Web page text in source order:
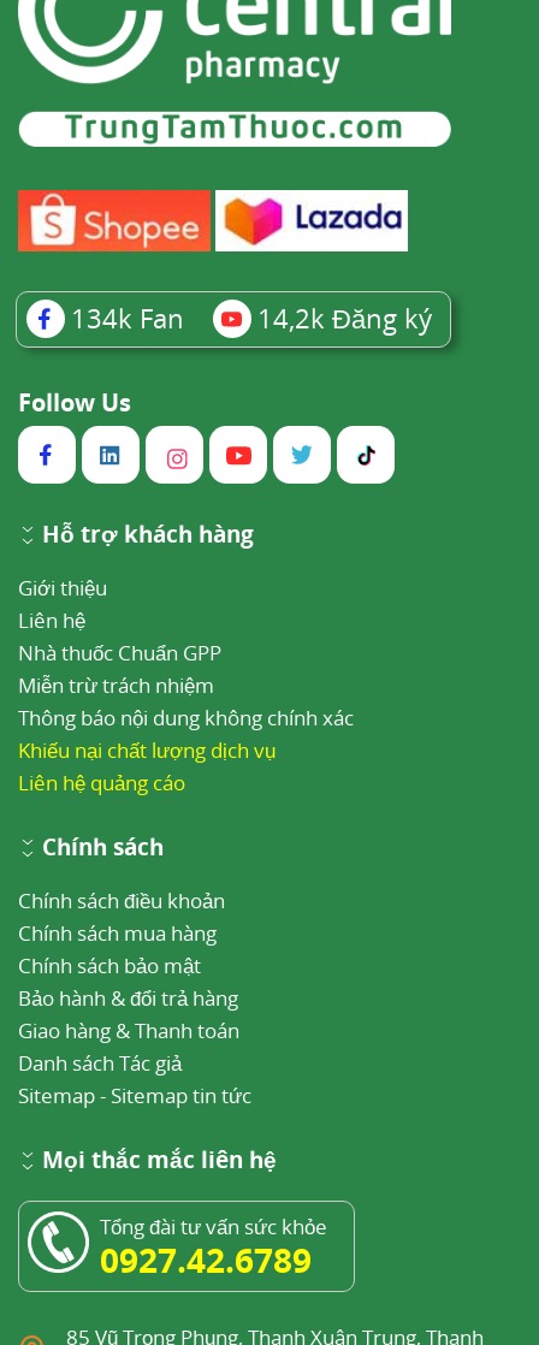
134k Fan 14,2k Đăng ký
Follow Us
Hỗ trợ khách hàng
Giới thiệu
Liên hệ
Nhà thuốc Chuẩn GPP
Miễn trừ trách nhiệm
Thông báo nội dung không chính xác
Khiếu nại chất lượng dịch vụ
Liên hệ quảng cáo
Chính sách
Chính sách điều khoản
Chính sách mua hàng
Chính sách bảo mật
Bảo hành & đổi trả hàng
Giao hàng & Thanh toán
Danh sách Tác giả
Sitemap- Sitemap tin tức
Mọi thắc mắc liên hệ
Tổng đài tư vấn sức khỏe
0927.42.6789
85 Vũ Trọng Phụng, Thanh Xuân Trung, Thanh